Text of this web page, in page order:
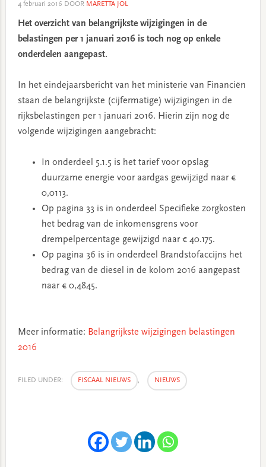
4 februari 2016 DOOR MARETTA JOL
Het overzicht van belangrijkste wijzigingen in de
belastingen per 1 januari 2016 is toch nog op enkele
onderdelen aangepast.
In het eindejaarsbericht van het ministerie van Financiën
staan de belangrijkste (cijfermatige) wijzigingen in de
rijksbelastingen per 1 januari 2016. Hierin zijn nog de
volgende wijzigingen aangebracht:
In onderdeel 5.1.5 is het tarief voor opslag
duurzame energie voor aardgas gewijzigd naar €
0,0113.
Op pagina 33 is in onderdeel Specifieke zorgkosten
het bedrag van de inkomensgrens voor
drempelpercentage gewijzigd naar € 40.175.
Op pagina 36 is in onderdeel Brandstofaccijns het
bedrag van de diesel in de kolom 2016 aangepast
naar € 0,4845.
Meer informatie: Belangrijkste wijzigingen belastingen
2016
FILED UNDER: FISCAAL NIEUWS , NIEUWS